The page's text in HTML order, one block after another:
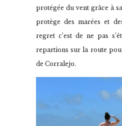
protégée du vent grâce à
protège des marées et
regret c’est de ne pas
repartions sur la route
de Corralejo.